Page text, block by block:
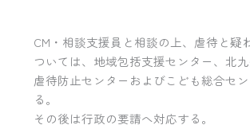
CM・相談支援員と相談の上、虐待と疑
ついては、地域包括支援センター、北
虐待防止センターおよびこども総合セ
る。
その後は行政の要請へ対応する。